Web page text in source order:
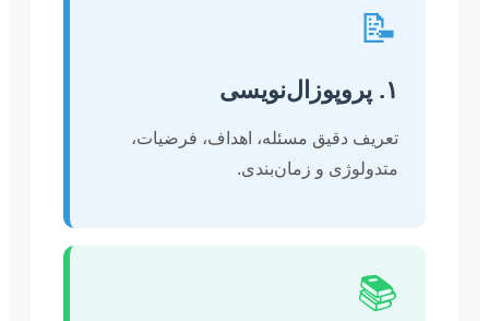
📝
۱. پروپوزال‌نویسی
تعریف دقیق مسئله، اهداف، فرضیات،
متدولوژی و زمان‌بندی.
📚